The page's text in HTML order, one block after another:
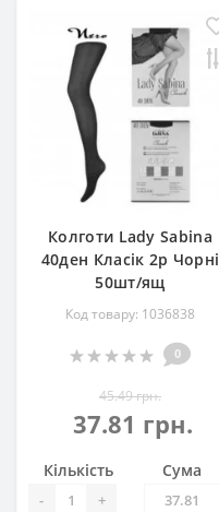
Колготи Lady Sabina
40ден Класік 2р Чорні
50шт/ящ
Код товару: 1036838
0
45.49 грн.
37.81 грн.
Кількість
- +
Сума